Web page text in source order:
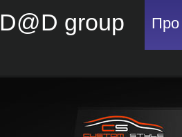
D@D group Про